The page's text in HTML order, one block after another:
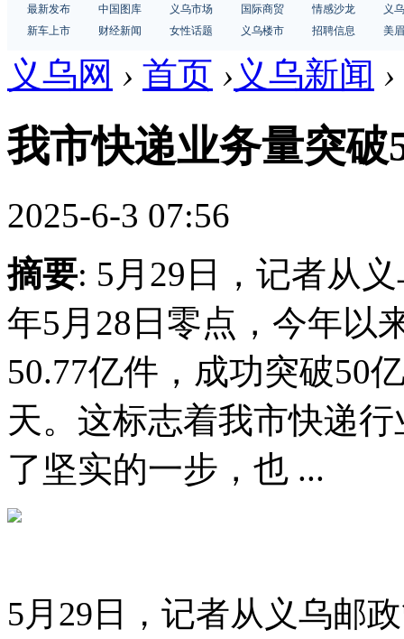
最新发布 中国图库 义乌市场 国际商贸 情感沙龙
义
新车上市
财经新闻 女性话题 义乌楼市 招聘信息 美
义乌网 › 首页 › 义乌新闻 ›
我市快递业务量突破
2025-6-3 07:56
摘要: 5月29日，记者从
年5月28日零点，今年以
50.77亿件，成功突破50
天。这标志着我市快递
了坚实的一步，也 ...
5月29日，记者从义乌邮